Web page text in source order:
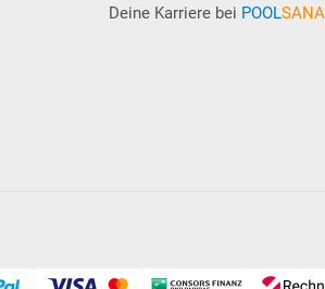
Deine Karriere bei POOLSANA